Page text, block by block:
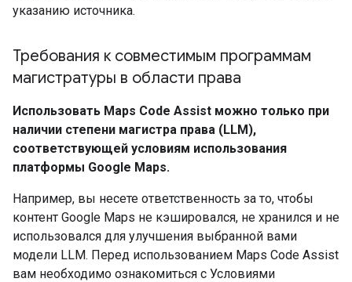
указанию источника.
Требования к совместимым программам
магистратуры в области права
Использовать Maps Code Assist можно только при
наличии степени магистра права (LLM),
соответствующей условиям использования
платформы Google Maps.
Например, вы несете ответственность за то, чтобы
контент Google Maps не кэшировался, не хранился и не
использовался для улучшения выбранной вами
модели LLM. Перед использованием Maps Code Assist
вам необходимо ознакомиться с Условиями